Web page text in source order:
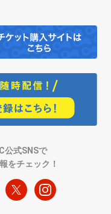
公式SNSで
をチェック！